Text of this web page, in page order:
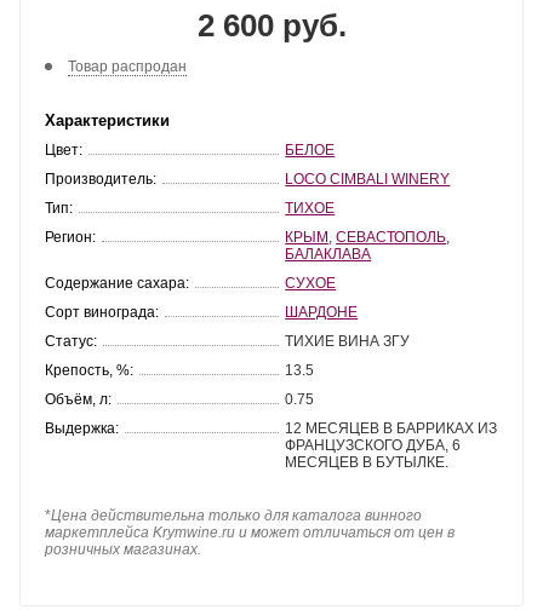
2 600 руб.
Товар распродан
Характеристики
Цвет:
БЕЛОЕ
Производитель:
LOCO CIMBALI WINERY
Тип:
ТИХОЕ
Регион:
КРЫМ ,СЕВАСТОПОЛЬ
БАЛАКЛАВА
Содержание сахара:
СУХОЕ
Сорт винограда:
ШАРДОНЕ
Статус:
ТИХИЕ ВИНА ЗГУ
Крепость, %:
13.5
Объём, л:
0.75
Выдержка:
12 МЕСЯЦЕВ В БАРРИКАХ ИЗ
ФРАНЦУЗСКОГО ДУБА, 6
МЕСЯЦЕВ В БУТЫЛКЕ.
*Цена действительна только для каталога винного
маркетплейса Krymwine.ru и может отличаться от цен в
розничных магазинах.